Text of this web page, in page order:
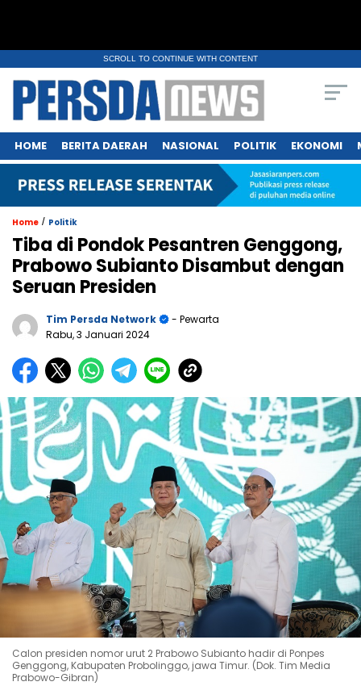
SCROLL TO CONTINUE WITH CONTENT
HOME BERITA DAERAH NASIONAL POLITIK EKONOMI
Home / Politik
Tiba di Pondok Pesantren Genggong,
Prabowo Subianto Disambut dengan
Seruan Presiden
Tim Persda Network
- Pewarta
Rabu, 3 Januari 2024
Calon presiden nomor urut 2 Prabowo Subianto hadir di Ponpes
Genggong, Kabupaten Probolinggo, jawa Timur. (Dok. Tim Media
Prabowo-Gibran)